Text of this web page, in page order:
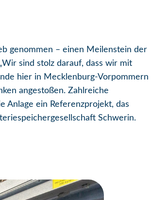
genommen – einen Meilenstein der
sind stolz darauf, dass wir mit
hier in Mecklenburg-Vorpommern
angestoßen. Zahlreiche
Anlage ein Referenzprojekt, das
Schwerin.